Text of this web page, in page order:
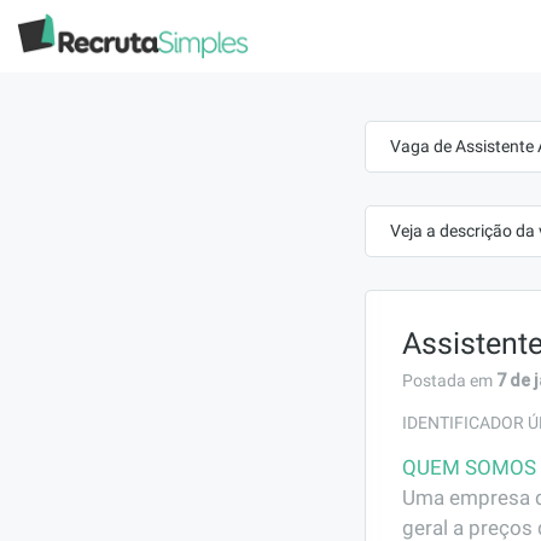
Vaga de Assistente
Veja a descrição
Postada em 7 de
IDENTIFICADOR
QUEM SOMOS
Uma empresa
geral a